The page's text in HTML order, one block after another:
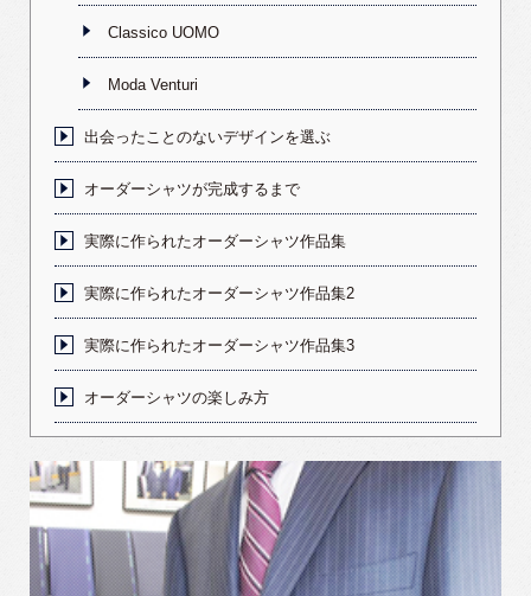
Classico UOMO
Moda Venturi
出会ったことのないデザインを選ぶ
オーダーシャツが完成するまで
実際に作られたオーダーシャツ作品集
実際に作られたオーダーシャツ作品集2
実際に作られたオーダーシャツ作品集3
オーダーシャツの楽しみ方